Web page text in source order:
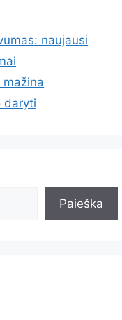
naujausi
mažina
daryti
Paieška